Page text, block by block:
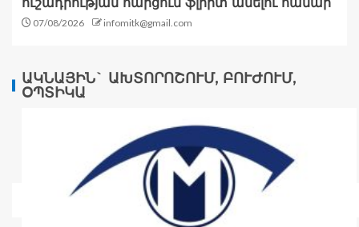
ուշադրության հարցում ֆլիրտ անելու համար
07/08/2026 infomitk@gmail.com
ԱԿՆԱՅԻՆ` ԱԽՏՈՐՈՇՈՒՄ, ԲՈՒԺՈՒՄ,
ՕՊՏԻԿԱ